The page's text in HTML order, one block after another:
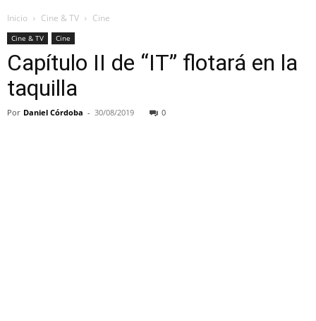
Inicio Cine & TV Cine
Cine & TV Cine
Capítulo II de “IT” flotará en la
taquilla
Por Daniel Córdoba - 30/08/2019 0